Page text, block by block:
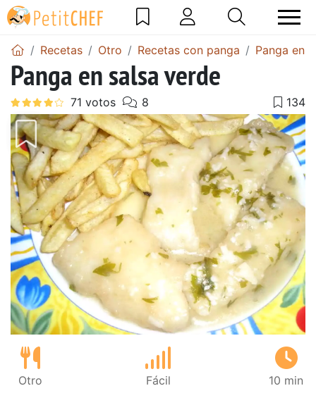
Recetas Otro Recetas con panga Panga en
Panga en salsa verde
Otro Fácil 10 min